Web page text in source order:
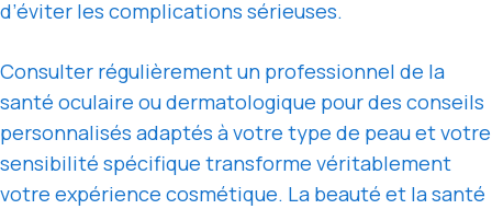
d’éviter les complications sérieuses.
Consulter régulièrement un professionnel de la
santé oculaire ou dermatologique pour des conseils
personnalisés adaptés à votre type de peau et votre
sensibilité spécifique transforme véritablement
votre expérience cosmétique. La beauté et la santé